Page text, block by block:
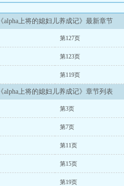
《alpha上将的媳妇儿养成记》最新章节
第127页
第123页
第119页
《alpha上将的媳妇儿养成记》章节列表
第3页
第7页
第11页
第15页
第19页